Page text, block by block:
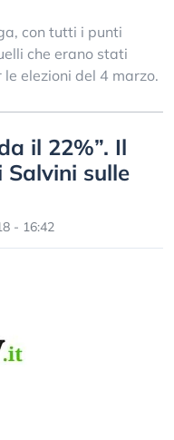
con tutti i punti
che erano stati
elezioni del 4 marzo.
il 22%”. Il
sulle
- 16:42